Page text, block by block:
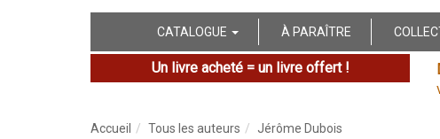
CATALOGUE À PARAÎTRE
Un livre acheté = un livre offert !
Accueil Tous les auteurs Jérôme Dubois